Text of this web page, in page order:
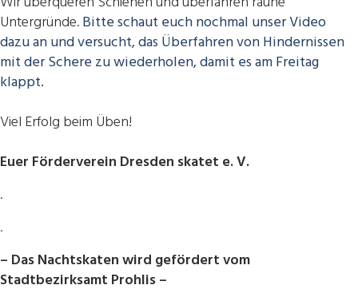
Untergründe.Bitte schaut euch nochmal unser Video
dazu an und versucht, das Überfahren von Hindernissen
mit der Schere zu wiederholen, damit es am Freitag
klappt.
Viel Erfolg beim Üben!
Euer Förderverein Dresden skatet e. V.
.
.
– Das Nachtskaten wird gefördert vom
Stadtbezirksamt Prohlis –